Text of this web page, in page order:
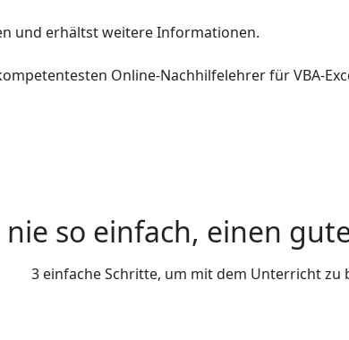
und erhältst weitere Informationen.
Online-Nachhilfelehrer für VBA-
nie so einfach, einen
3 einfache Schritte, um mit dem Unterricht zu